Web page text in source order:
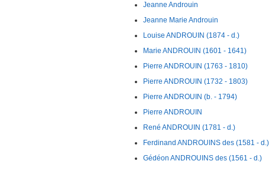
Jeanne Androuin
Jeanne Marie Androuin
Louise ANDROUIN (1874 - d.)
Marie ANDROUIN (1601 - 1641)
Pierre ANDROUIN (1763 - 1810)
Pierre ANDROUIN (1732 - 1803)
Pierre ANDROUIN (b. - 1794)
Pierre ANDROUIN
René ANDROUIN (1781 - d.)
Ferdinand ANDROUINS des (1581 - d.)
Gédéon ANDROUINS des (1561 - d.)